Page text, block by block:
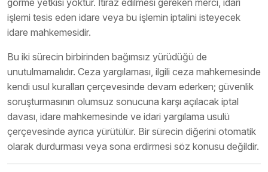
görme yetkisi yoktur. İtiraz edilmesi gereken merci, idari
işlemi tesis eden idare veya bu işlemin iptalini isteyecek
idare mahkemesidir.
Bu iki sürecin birbirinden bağımsız yürüdüğü de
unutulmamalıdır. Ceza yargılaması, ilgili ceza mahkemesinde
kendi usul kuralları çerçevesinde devam ederken; güvenlik
soruşturmasının olumsuz sonucuna karşı açılacak iptal
davası, idare mahkemesinde ve idari yargılama usulü
çerçevesinde ayrıca yürütülür. Bir sürecin diğerini otomatik
olarak durdurması veya sona erdirmesi söz konusu değildir.